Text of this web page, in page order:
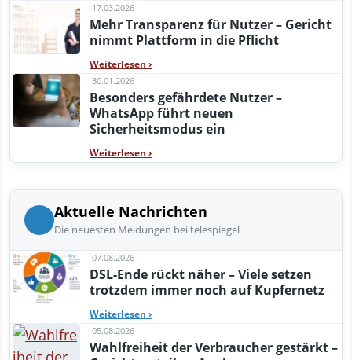
17.03.2026
Mehr Transparenz für Nutzer – Gericht
nimmt Plattform in die Pflicht
Weiterlesen ›
30.01.2026
Besonders gefährdete Nutzer –
WhatsApp führt neuen
Sicherheitsmodus ein
Weiterlesen ›
Aktuelle Nachrichten
Die neuesten Meldungen bei telespiegel
07.08.2026
DSL-Ende rückt näher – Viele setzen
trotzdem immer noch auf Kupfernetz
Weiterlesen ›
05.08.2026
Wahlfreiheit der Verbraucher gestärkt –